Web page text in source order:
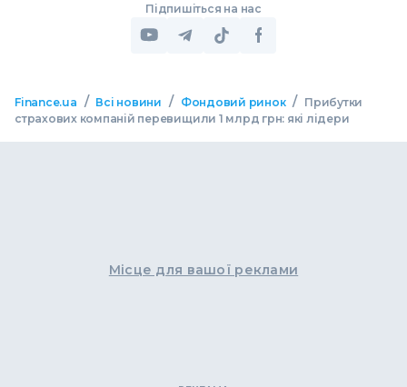
Підпишіться на нас
Finance.ua / Всі новини / Фондовий ринок / Прибутки
страхових компаній перевищили 1 млрд грн: які лідери
Місце для вашої реклами